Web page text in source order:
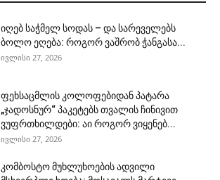
იღებ საჭმელ სოდას – და სარეველებს
ბოლო ეღება: როგორ ვაშრობ ჭანგასა...
ივლისი 27, 2026
ფეხსაცმლის კოლოფებიდან პატარა
„ჯადოსნურ“ პაკეტებს თვალის ჩინივით
ვუფრთხილდები: აი როგორ ვიყენებ...
ივლისი 27, 2026
კომბოსტო მუხლუხოების ადვილი